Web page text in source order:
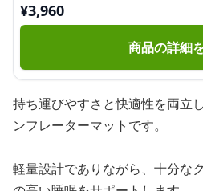
¥3,960
商品の詳細
持ち運びやすさと快適性を両立
ンフレーターマットです。
軽量設計でありながら、十分な